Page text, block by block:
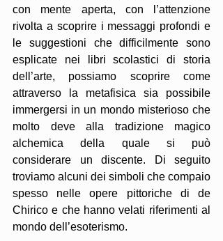
con mente aperta, con l’attenzione
rivolta a scoprire i messaggi profondi e
le suggestioni che difficilmente sono
esplicate nei libri scolastici di storia
dell’arte, possiamo scoprire come
attraverso la metafisica sia possibile
immergersi in un mondo misterioso che
molto deve alla tradizione magico
alchemica della quale si può
considerare un discente. Di seguito
troviamo alcuni dei simboli che compaio
spesso nelle opere pittoriche di de
Chirico e che hanno velati riferimenti al
mondo dell’esoterismo.